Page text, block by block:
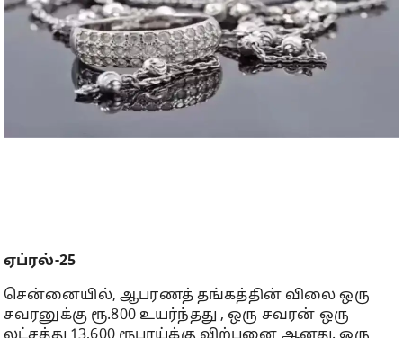
ஏப்ரல்-25
சென்னையில், ஆபரணத் தங்கத்தின் விலை ஒரு
சவரனுக்கு ரூ.800 உயர்ந்தது , ஒரு சவரன் ஒரு